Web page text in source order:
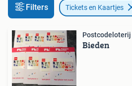
Filters Tickets en Kaartjes
Postcodeloterij
Bieden